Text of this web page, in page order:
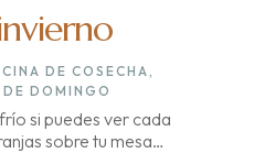
DE COSECHA
DOMINGO
si puedes ver cada
sobre tu mesa…